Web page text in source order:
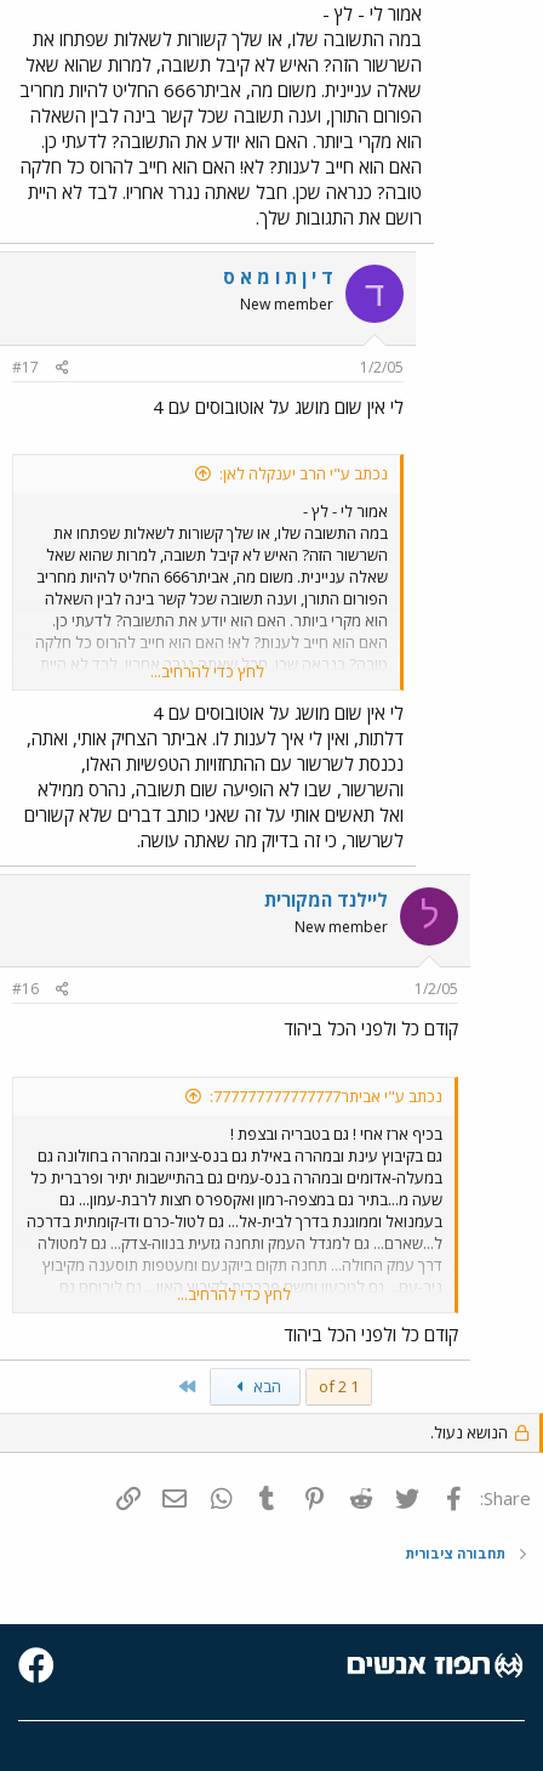
אמור לי - לץ -
במה התשובה שלו, או שלך קשורות לשאלות שפתחו את
השרשור הזה? האיש לא קיבל תשובה, למרות שהוא שאל
שאלה עניינית. משום מה, אביתר666 החליט להיות מחריב
הפורום התורן, וענה תשובה שכל קשר בינה לבין השאלה
הוא מקרי ביותר. האם הוא יודע את התשובה? לדעתי כן.
האם הוא חייב לענות? לא! האם הוא חייב להרוס כל חלקה
טובה? כנראה שכן. חבל שאתה נגרר אחריו. לבד לא היית
רושם את התגובות שלך.
ד ד י ן ת ו מ א ס
New member
1/2/05
#17
לי אין שום מושג על אוטובוסים עם 4
נכתב ע"י הרב יענקלה לאן:
אמור לי - לץ -
במה התשובה שלו, או שלך קשורות לשאלות שפתחו את
השרשור הזה? האיש לא קיבל תשובה, למרות שהוא שאל
שאלה עניינית. משום מה, אביתר666 החליט להיות מחריב
הפורום התורן, וענה תשובה שכל קשר בינה לבין השאלה
הוא מקרי ביותר. האם הוא יודע את התשובה? לדעתי כן.
האם הוא חייב לענות? לא! האם הוא חייב להרוס כל חלקה
טובה? כנראה שכן. חבל שאתה נגרר אחריו. לבד לא היית
לחץ כדי להרחיב...
לי אין שום מושג על אוטובוסים עם 4
דלתות, ואין לי איך לענות לו. אביתר הצחיק אותי, ואתה,
נכנסת לשרשור עם ההתחזויות הטפשיות האלו,
והשרשור, שבו לא הופיעה שום תשובה, נהרס ממילא
ואל תאשים אותי על זה שאני כותב דברים שלא קשורים
לשרשור, כי זה בדיוק מה שאתה עושה.
ל ליילנד המקורית
New member
1/2/05
#16
קודם כל ולפני הכל ביהוד
נכתב ע"י אביתר777777777777777:
בכיף ארז אחי ! גם בטבריה ובצפת !
גם בקיבוץ עינת ובמהרה באילת גם בנס-ציונה ובמהרה בחולונה גם
במעלה-אדומים ובמהרה בנס-עמים גם בהתיישבות יתיר ופרברית כל
שעה מ...בתיר גם במצפה-רמון ואקספרס חצות לרבת-עמון... גם
בעמנואל וממוגנת בדרך לבית-אל... גם לטול-כרם ודו-קומתית בדרכה
ל...שארם... גם למגדל העמק ותחנה גזעית בנווה-צדק... גם למטולה
דרך עמק החולה... תחנה תקום ביוקנעם ומעטפות תוסענה מקיבוץ
ניר-עם... גם לטבעון ומשם פרברית לקיבוץ האון... גם לירוחם גם
למושב נוחם ולכל מקום בארץ תגיע בכיף מבלי להתעייף.........
לחץ כדי להרחיב...
קודם כל ולפני הכל ביהוד
1 of 2 הבא
הנושא נעול.
Share: פייסבוק Twitter
Reddit
Pinterest
Tumblr
WhatsAppדואר אלקטרוני
תחבורה ציבורית